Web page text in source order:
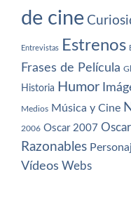
de cine
Entrevistas Estrenos
Frases de Película
Historia Humor
Medios Música y Cine
2006 Oscar 2007
Razonables
Vídeos Webs